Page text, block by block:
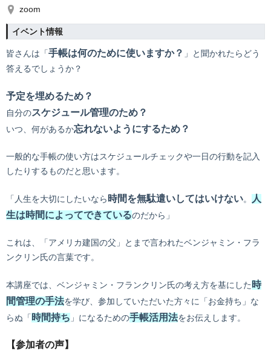
zoom
イベント情報
皆さんは「 手帳は何のために使いますか？ 」と聞かれたらどう
答えるでしょうか？
予定を埋めるため？
自分のスケジュール管理のため？
いつ、何があるか忘れないようにするため？
一般的な手帳の使い方はスケジュールチェックや一日の行動を記入
したりするものだと思います。
「人生を大切にしたいなら 時間を無駄遣いしてはいけない。
人
生は時間によってできているのだから」
これは、「アメリカ建国の父」とまで言われたベンジャミン・フラ
ンクリン氏の言葉です。
本講座では、ベンジャミン・フランクリン氏の考え方を基にした 時
間管理の手法を学び、参加していただいた方々に「お金持ち」な
らぬ「 時間持ち 」になるための手帳活用法をお伝えします。
【参加者の声】